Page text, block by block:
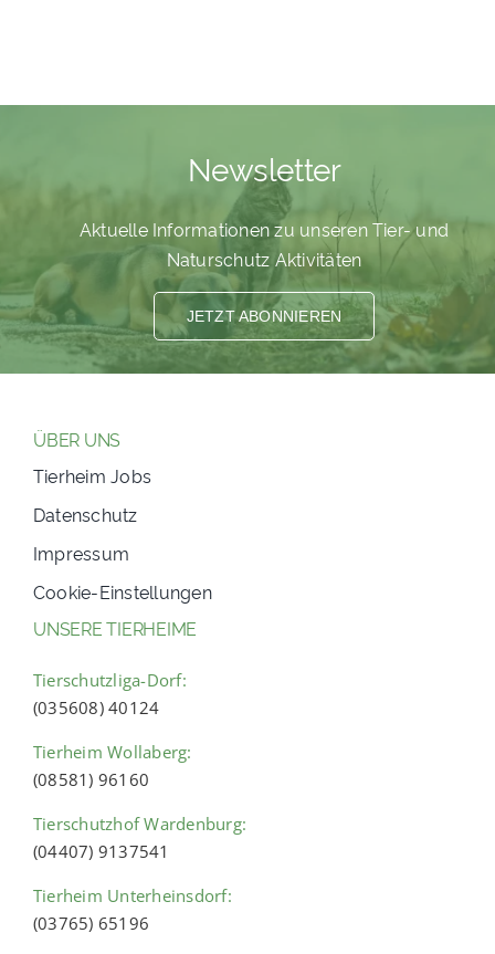
Newsletter
Aktuelle Informationen zu unseren Tier- und
Naturschutz Aktivitäten
JETZT ABONNIEREN
ÜBER UNS
Tierheim Jobs
Datenschutz
Impressum
Cookie-Einstellungen
UNSERE TIERHEIME
Tierschutzliga-Dorf:
(035608) 40124
Tierheim Wollaberg:
(08581) 96160
Tierschutzhof Wardenburg:
(04407) 9137541
Tierheim Unterheinsdorf:
(03765) 65196